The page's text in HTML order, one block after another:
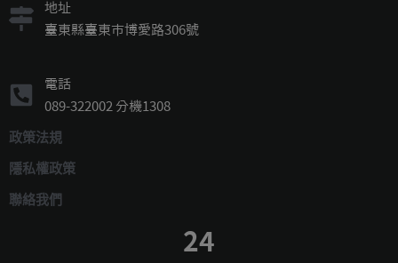
地址
臺東縣臺東市博愛路306號
電話
089-322002 分機1308
政策法規
隱私權政策
聯絡我們
24